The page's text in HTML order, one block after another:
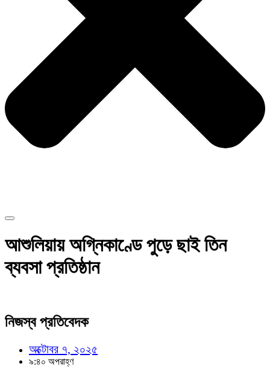
আশুলিয়ায় অগ্নিকাণ্ডে পুড়ে ছাই তিন
ব্যবসা প্রতিষ্ঠান
নিজস্ব প্রতিবেদক
অক্টোবর ৭, ২০২৫
৯:৪০ অপরাহ্ণ